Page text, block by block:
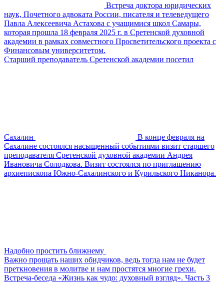
Встреча доктора юридических
наук, Почетного адвоката России, писателя и телеведущего
Павла Алексеевича Астахова с учащимися школ Самары,
которая прошла 18 февраля 2025 г. в Сретенской духовной
академии в рамках совместного Просветительского проекта с
Финансовым университетом.
Старший преподаватель Сретенской академии посетил
Сахалин
В конце февраля на
Сахалине состоялся насыщенный событиями визит старшего
преподавателя Сретенской духовной академии Андрея
Ивановича Солодкова. Визит состоялся по приглашению
архиепископа Южно-Сахалинского и Курильского Никанора.
Надобно простить ближнему
Важно прощать наших обидчиков, ведь тогда нам не будет
преткновения в молитве и нам простятся многие грехи.
Встреча-беседа «Жизнь как чудо: духовный взгляд». Часть 3